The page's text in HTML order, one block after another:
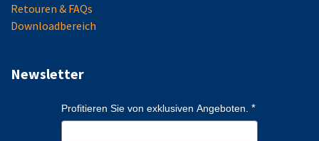
Retouren & FAQs
Downloadbereich
Newsletter
Profitieren Sie von exklusiven Angeboten.